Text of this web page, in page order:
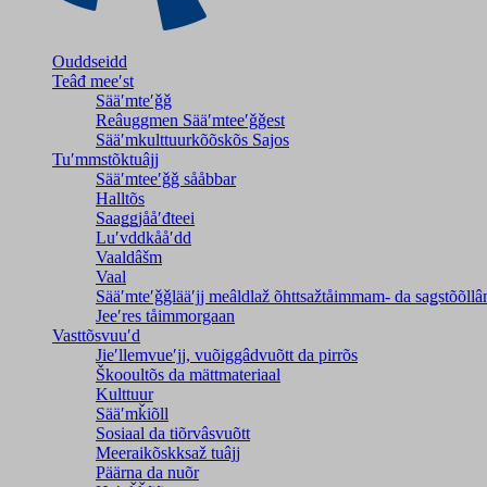
Ouddseidd
Teâđ meeʹst
Sääʹmteʹǧǧ
Reâuggmen Sääʹmteeʹǧǧest
Sääʹmkulttuurkõõskõs Sajos
Tuʹmmstõktuâjj
Sääʹmteeʹǧǧ sååbbar
Halltõs
Saaǥǥjååʹđteei
Luʹvddkååʹdd
Vaaldâšm
Vaal
Sääʹmteʹǧǧlääʹjj meâldlaž õhttsažtåimmam- da
Jeeʹres tåimmorgaan
Vasttõsvuuʹd
Jieʹllemvueʹjj, vuõiggâdvuõtt da pirrõs
Škooultõs da mättmateriaal
Kulttuur
Sääʹmǩiõll
Sosiaal da tiõrvâsvuõtt
Meeraikõskksaž tuâjj
Päärna da nuõr